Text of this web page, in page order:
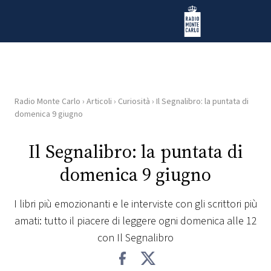
Radio Monte Carlo
HOME
RADIO
PLAYLIST
Radio Monte Carlo › Articoli › Curiosità › Il Segnalibro: la puntata di
domenica 9 giugno
Il Segnalibro: la puntata di
domenica 9 giugno
I libri più emozionanti e le interviste con gli scrittori più
amati: tutto il piacere di leggere ogni domenica alle 12
con Il Segnalibro